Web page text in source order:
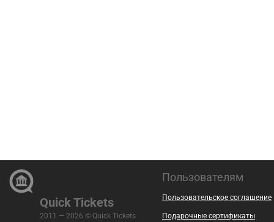
Quick Tickets
2011 — 2026 © Quick Tickets
Пользователям
Пользовательское соглашение
Подарочные сертификаты